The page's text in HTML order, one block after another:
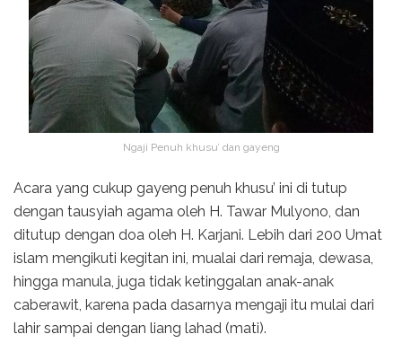
Ngaji Penuh khusu’ dan gayeng
Acara yang cukup gayeng penuh khusu’ ini di tutup
dengan tausyiah agama oleh H. Tawar Mulyono, dan
ditutup dengan doa oleh H. Karjani. Lebih dari 200 Umat
islam mengikuti kegitan ini, mualai dari remaja, dewasa,
hingga manula, juga tidak ketinggalan anak-anak
caberawit, karena pada dasarnya mengaji itu mulai dari
lahir sampai dengan liang lahad (mati).